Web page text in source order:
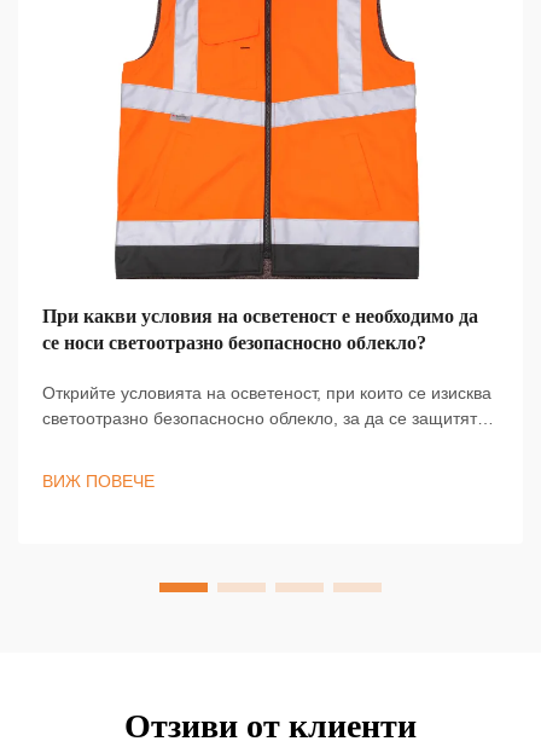
При какви условия на осветеност е необходимо да
се носи светоотразно безопасносно облекло?
Открийте условията на осветеност, при които се изисква
светоотразно безопасносно облекло, за да се защитят
ВИЖ ПОВЕЧЕ
Отзиви от клиенти